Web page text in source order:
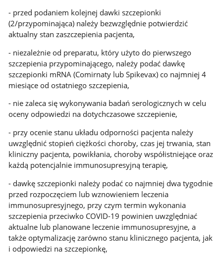
- przed podaniem kolejnej dawki szczepionki
(2/przypominająca) należy bezwzględnie potwierdzić
aktualny stan zaszczepienia pacjenta,
- niezależnie od preparatu, który użyto do pierwszego
szczepienia przypominającego, należy podać dawkę
szczepionki mRNA (Comirnaty lub Spikevax) co najmniej 4
miesiące od ostatniego szczepienia,
- nie zaleca się wykonywania badań serologicznych w celu
oceny odpowiedzi na dotychczasowe szczepienie,
- przy ocenie stanu układu odporności pacjenta należy
uwzględnić stopień ciężkości choroby, czas jej trwania, stan
kliniczny pacjenta, powikłania, choroby współistniejące oraz
każdą potencjalnie immunosupresyjną terapię,
- dawkę szczepionki należy podać co najmniej dwa tygodnie
przed rozpoczęciem lub wznowieniem leczenia
immunosupresyjnego, przy czym termin wykonania
szczepienia przeciwko COVID-19 powinien uwzględniać
aktualne lub planowane leczenie immunosupresyjne, a
także optymalizację zarówno stanu klinicznego pacjenta, jak
i odpowiedzi na szczepionkę,